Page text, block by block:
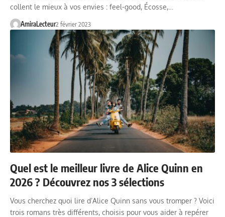
collent le mieux à vos envies : feel-good, Écosse,…
AmiraLecteur2 février 2023
Quel est le meilleur livre de Alice Quinn en
2026 ? Découvrez nos 3 sélections
Vous cherchez quoi lire d’Alice Quinn sans vous tromper ? Voici
trois romans très différents, choisis pour vous aider à repérer